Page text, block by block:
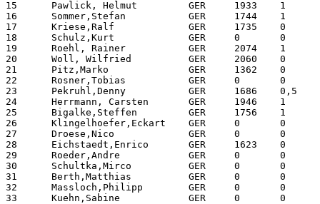
15	Pawlick, Helmut		GER	1933	1	0	1	1	0	0	1	4,0
16	Sommer,Stefan		GER	1744	1	0	1	1	0,5	0,5	0	4,0
17	Kriese,Ralf		GER	1735	0	0	1	1	0,5	0	1	3,5
18	Schulz,Kurt		GER	0	0	1	1	0	0,5	0	1	3,5
19	Roehl, Rainer		GER	2074	1	1	0	0	1	0,5	0	3,5
20	Woll, Wilfried		GER	2060	0	0	1	1	1	0,5	0	3,5
21	Pitz,Marko		GER	1362	0	1	0	0	1	1	0	3,0
22	Rosner,Tobias		GER	0	0	0	1	0	1	0	1	3,0
23	Pekruhl,Denny		GER	1686	0,5	1	0	1	0	0,5	0	3,0
24	Herrmann, Carsten	GER	1946	1	0,5	0	0	0,5	1	0	3,0
25	Bigalke,Steffen		GER	1756	1	0	1	1	0	0	0	3,0
26	Klingelhoefer,Eckart	GER	0	0	0	0	1	0,5	0	1	2,5
27	Droese,Nico		GER	0	0	1	0	1	0,5	0	0	2,5
28	Eichstaedt,Enrico	GER	1623	0	1	0	0	0,5	1	0	2,5
29	Roeder,Andre		GER	0	0	0	0	0	1	0	1	2,0
30	Schultka,Mirco		GER	0	0	0	1	1	0	0	0	2,0
31	Berth,Matthias		GER	0	0	1	0	0	0	0	1	2,0
32	Massloch,Philipp	GER	0	0	0	0	1	0	1	0	2,0
33	Kuehn,Sabine		GER	0	0	0	0	0	0	1	0	1,0